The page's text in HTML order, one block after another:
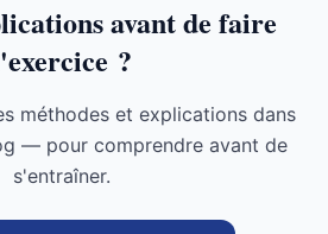
avant de faire
?
méthodes et explications dans
— pour comprendre avant de
s'entraîner.